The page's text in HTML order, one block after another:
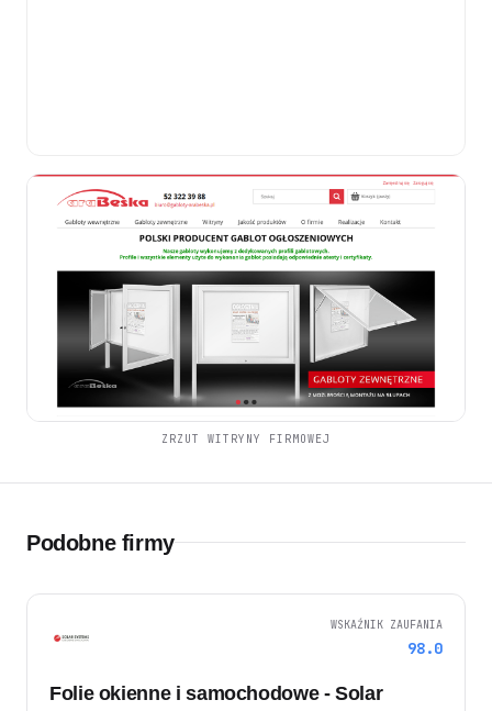
ZRZUT WITRYNY FIRMOWEJ
Podobne firmy
WSKAŹNIK ZAUFANIA
98.0
Folie okienne i samochodowe - Solar